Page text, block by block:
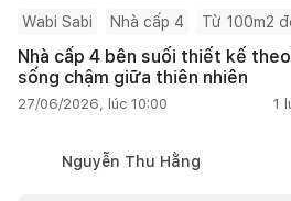
Wabi Sabi Nhà cấp 4 Từ 100m2
Nhà cấp 4 bên suối thiết kế
sống chậm giữa thiên nhiên
27/06/2026, lúc 10:00 1
Nguyễn Thu Hằng